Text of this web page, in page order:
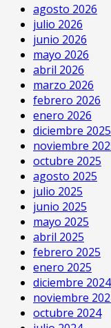
agosto 2026
julio 2026
junio 2026
mayo 2026
abril 2026
marzo 2026
febrero 2026
enero 2026
diciembre 2025
noviembre
octubre 2025
agosto 2025
julio 2025
junio 2025
mayo 2025
abril 2025
febrero 2025
enero 2025
diciembre 2024
noviembre
octubre 2024